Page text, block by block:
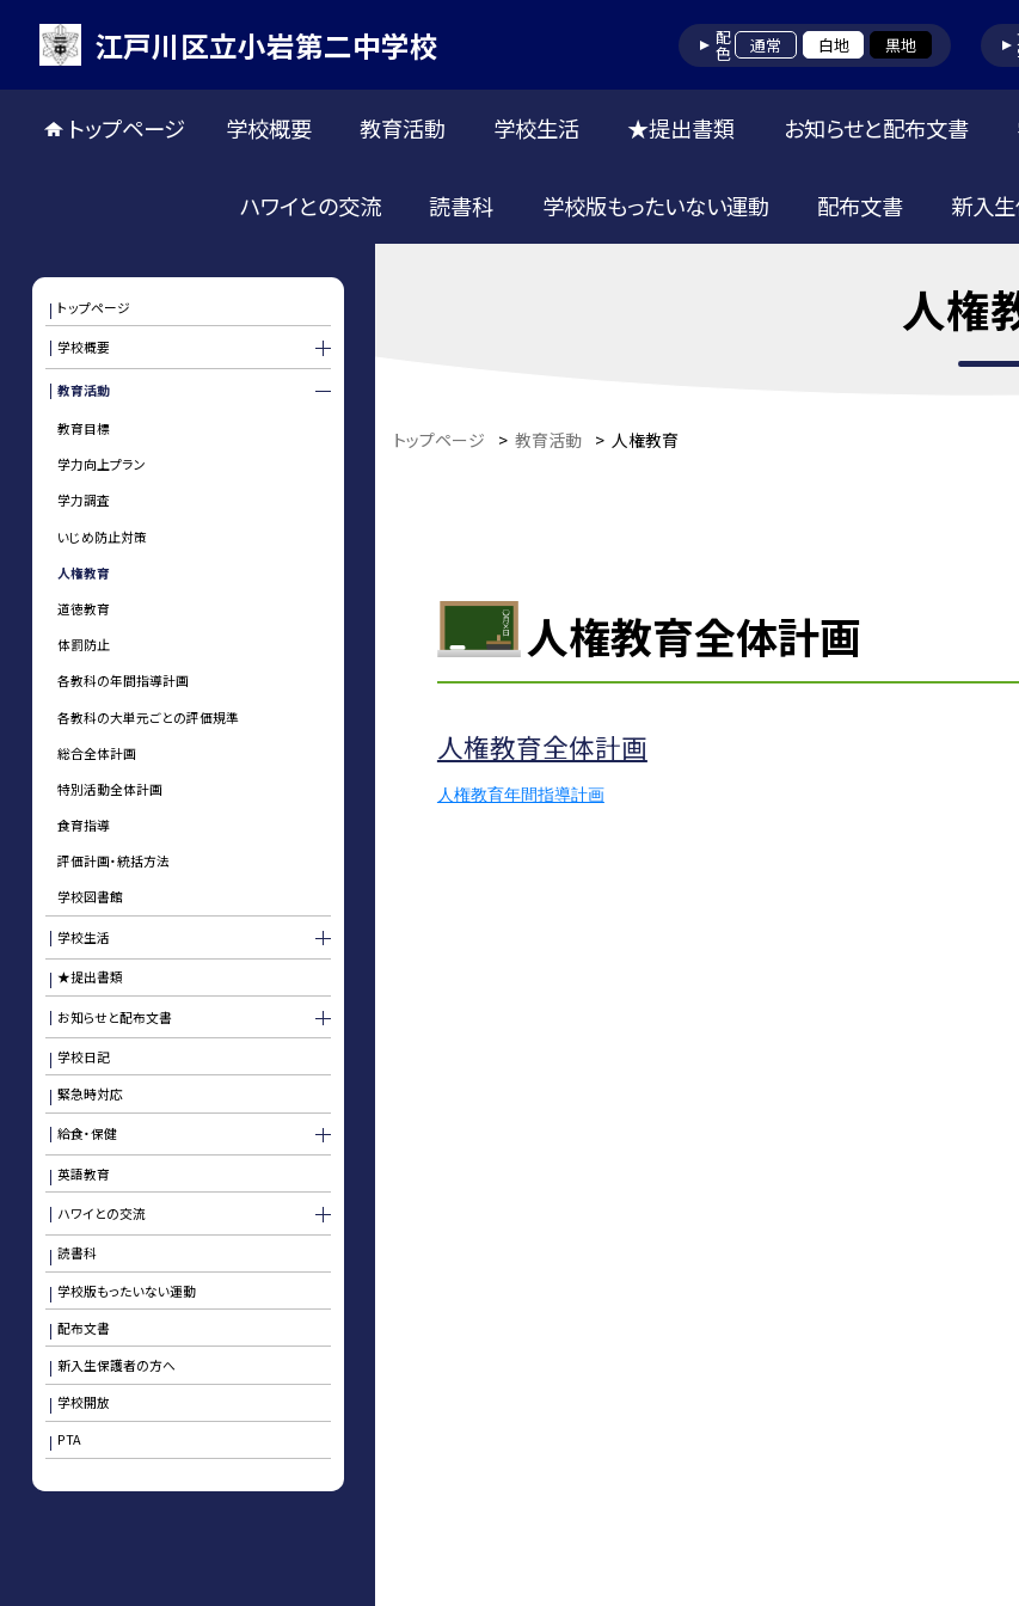
江戸川区立小岩第二中学校 配色 通常 白地 黒地
トップページ 学校概要 教育活動 学校生活 ★提出書類 お知らせと配布文書
ハワイとの交流 読書科 学校版もったいない運動 配布文書 新入
人権
トップページ > 教育活動 > 人権教育
人権教育全体計画
人権教育全体計画
人権教育年間指導計画
トップページ
学校概要
教育活動
教育目標
学力向上プラン
学力調査
いじめ防止対策
人権教育
道徳教育
体罰防止
各教科の年間指導計画
各教科の大単元ごとの評価規準
総合全体計画
特別活動全体計画
食育指導
評価計画・統括方法
学校図書館
学校生活
★提出書類
お知らせと配布文書
学校日記
緊急時対応
給食・保健
英語教育
ハワイとの交流
読書科
学校版もったいない運動
配布文書
新入生保護者の方へ
学校開放
PTA